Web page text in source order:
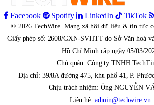
Facebook Spotify LinkedIn TikTok
© 2026 TechWire. Mạng xã hội dữ liệu & tin tức
Giấy phép số: 2608/GXN-SVHTT do Sở Văn hoá
Hồ Chí Minh cấp ngày 05/03/
Chủ quản: Công ty TNHH
Địa chỉ: 39/8A đường 475, khu phố 41, P.
Chịu trách nhiệm: Ông NGUYỄN
Liên hệ: admin@techwire.vn